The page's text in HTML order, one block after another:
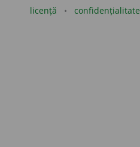
licență confidențialitate